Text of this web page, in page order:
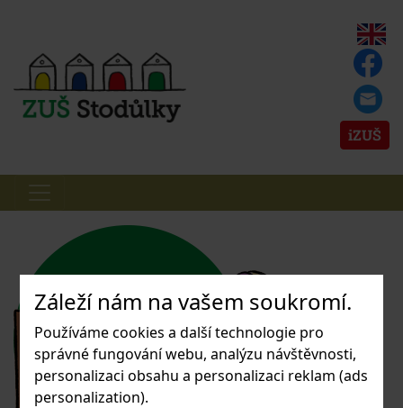
Záleží nám na vašem soukromí.
Používáme cookies a další technologie pro
správné fungování webu, analýzu návštěvnosti,
personalizaci obsahu a personalizaci reklam (ads
personalization).
iZUŠ